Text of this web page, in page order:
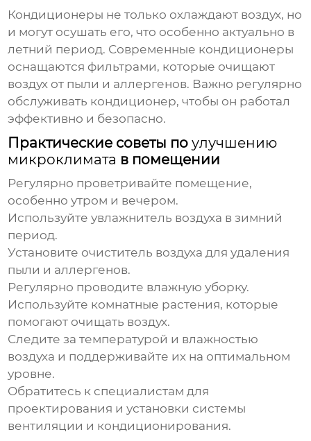
Кондиционеры не только охлаждают воздух, но
и могут осушать его, что особенно актуально в
летний период. Современные кондиционеры
оснащаются фильтрами, которые очищают
воздух от пыли и аллергенов. Важно регулярно
обслуживать кондиционер, чтобы он работал
эффективно и безопасно.
Практические советы поулучшению
микроклимата в помещении
Регулярно проветривайте помещение,
особенно утром и вечером.
Используйте увлажнитель воздуха в зимний
период.
Установите очиститель воздуха для удаления
пыли и аллергенов.
Регулярно проводите влажную уборку.
Используйте комнатные растения, которые
помогают очищать воздух.
Следите за температурой и влажностью
воздуха и поддерживайте их на оптимальном
уровне.
Обратитесь к специалистам для
проектирования и установки системы
вентиляции и кондиционирования.